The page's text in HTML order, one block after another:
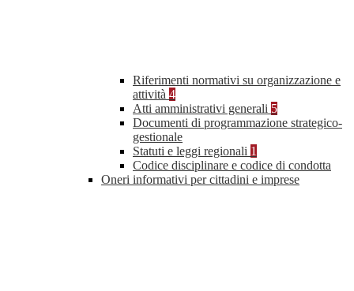
Riferimenti normativi su organizzazione e
attività 4
Atti amministrativi generali 5
Documenti di programmazione strategico-
gestionale
Statuti e leggi regionali 1
Codice disciplinare e codice di condotta
Oneri informativi per cittadini e imprese